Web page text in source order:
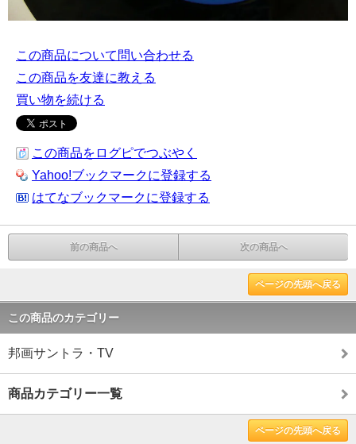
この商品について問い合わせる
この商品を友達に教える
買い物を続ける
この商品をログピでつぶやく
Yahoo!ブックマークに登録する
はてなブックマークに登録する
前の商品へ 次の商品へ
ページの先頭へ戻る
この商品のカテゴリー
邦画サントラ・TV
商品カテゴリー一覧
ページの先頭へ戻る